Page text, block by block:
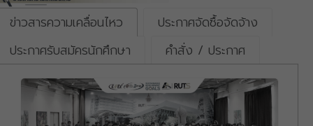
ข่าวสารความเคลื่อนไหว
ประกาศจัดซื้อจัดจ้าง
ประกาศรับสมัครนักศึกษา
คำสั่ง / ประกาศ